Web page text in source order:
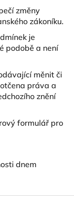
změny
zákoníku.
je
podobě a není
měnit či
práva a
znění
formulář pro
dnem